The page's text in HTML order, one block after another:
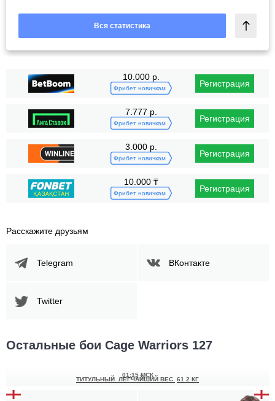
Вся статистика
10.000 р.
Фрибет новичкам Регистрация
7.777 р.
Фрибет новичкам Регистрация
3.000 р.
Фрибет новичкам Регистрация
10.000 ₸
Фрибет новичкам Регистрация
Расскажите друзьям
Telegram ВКонтакте
Twitter
Остальные бои Cage Warriors 127
01:15 МСК
ТИТУЛЬНЫЙ. ЛЕГЧАЙШИЙ ВЕС 61.2 КГ